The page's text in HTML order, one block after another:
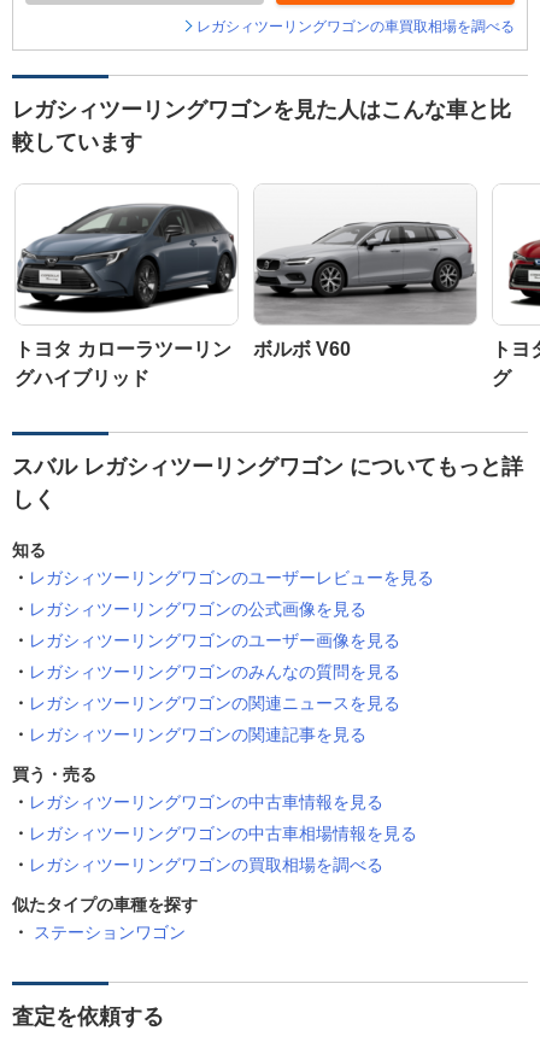
レガシィツーリングワゴンの車買取相場を調べる
レガシィツーリングワゴンを見た人はこんな車と比
較しています
トヨタ カローラツーリン
グハイブリッド
ボルボ V60
ト
グ
スバル レガシィツーリングワゴン についてもっと詳
しく
知る
レガシィツーリングワゴンのユーザーレビューを見る
レガシィツーリングワゴンの公式画像を見る
レガシィツーリングワゴンのユーザー画像を見る
レガシィツーリングワゴンのみんなの質問を見る
レガシィツーリングワゴンの関連ニュースを見る
レガシィツーリングワゴンの関連記事を見る
買う・売る
レガシィツーリングワゴンの中古車情報を見る
レガシィツーリングワゴンの中古車相場情報を見る
レガシィツーリングワゴンの買取相場を調べる
似たタイプの車種を探す
ステーションワゴン
査定を依頼する